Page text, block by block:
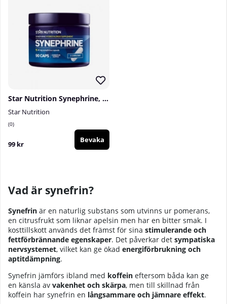
Star Nutrition Synephrine, 90 caps
Star Nutrition
0
99 kr Bevaka
Vad är synefrin?
Synefrin är en naturlig substans som utvinns ur pomerans,
en citrusfrukt som liknar apelsin men har en bitter smak. I
kosttillskott används det främst för sina stimulerande och
fettförbrännande egenskaper. Det påverkar det sympatiska
nervsystemet, vilket kan ge ökad energiförbrukning och
aptitdämpning.
Synefrin jämförs ibland med koffein eftersom båda kan ge
en känsla av vakenhet och skärpa, men till skillnad från
koffein har synefrin en långsammare och jämnare effekt.